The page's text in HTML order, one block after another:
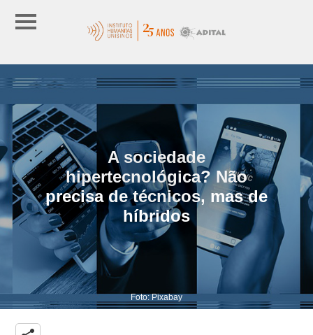
A sociedade
hipertecnológica? Não
precisa de técnicos, mas de
híbridos
Foto: Pixabay